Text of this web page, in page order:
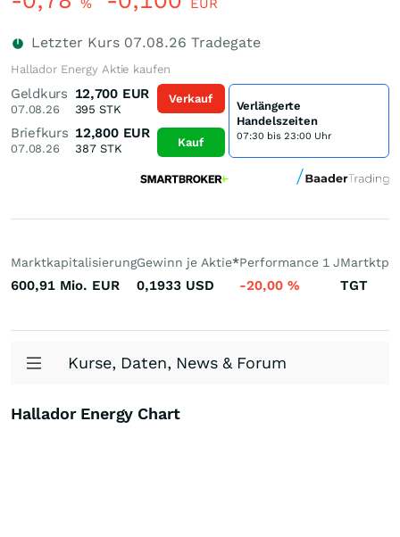
% EUR
Letzter Kurs 07.08.26 Tradegate
Hallador Energy Aktie kaufen
Geldkurs
07.08.26
12,700 EUR
395 STK
Briefkurs
07.08.26
12,800 EUR
387STK
Verkauf
Kauf
Verlängerte
Handelszeiten
07:30 bis 23:00 Uhr
Marktkapitalisierung
600,91 Mio. EUR
Gewinn je Aktie*
0,1933 USD
Performance 1 J
-20,00 % TGT
Kurse, Daten, News & Forum
Hallador Energy Chart